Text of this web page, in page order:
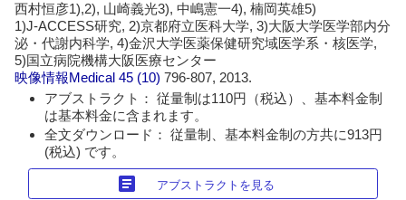
西村恒彦1),2), 山崎義光3), 中嶋憲一4), 楠岡英雄5)
1)J-ACCESS研究, 2)京都府立医科大学, 3)大阪大学医学部内分
泌・代謝内科学, 4)金沢大学医薬保健研究域医学系・核医学,
5)国立病院機構大阪医療センター
映像情報Medical 45 (10)796-807, 2013.
アブストラクト： 従量制は110円（税込）、基本料金制
は基本料金に含まれます。
全文ダウンロード： 従量制、基本料金制の方共に913円
(税込) です。
article アブストラクトを見る